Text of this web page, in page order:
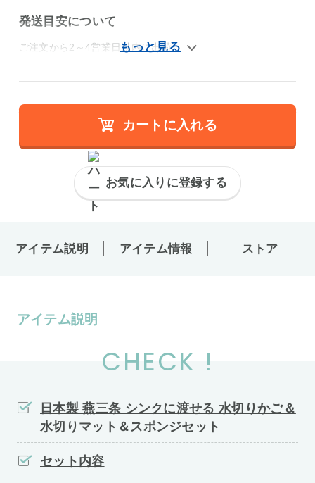
発送目安について
ご注文から2～4営業日以内に出荷
カートに入れる
お気に入りに登録する
アイテム説明 アイテム情報 ストア
アイテム説明
CHECK !
日本製 燕三条 シンクに渡せる 水切りかご＆
水切りマット＆スポンジセット
セット内容